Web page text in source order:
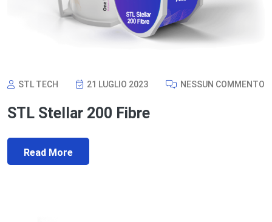
STL TECH 21 LUGLIO 2023 NESSUN COMMENTO
STL Stellar 200 Fibre
Read More